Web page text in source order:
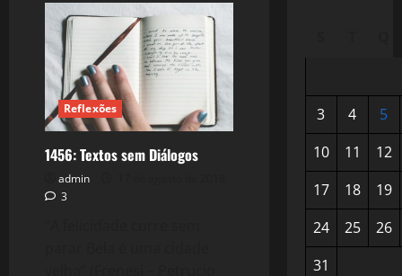
Reflexões
1456: Textos sem Diálogos
admin
3
3 4
5
10
11
12
17
18
19
24
25
26
31